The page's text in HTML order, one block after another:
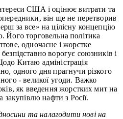
США і оцінює витрати та
він ще не перетворив
за все» на цілісну концепцію
Його торговельна політика
одночасне і жорстке
ворогує союзників і
Китаю адміністрація
одного дня прагнучи різкого
- великої угоди. Важко
як введення жорстких мит на
закупівлю нафти з Росії.
та налагодити нові на